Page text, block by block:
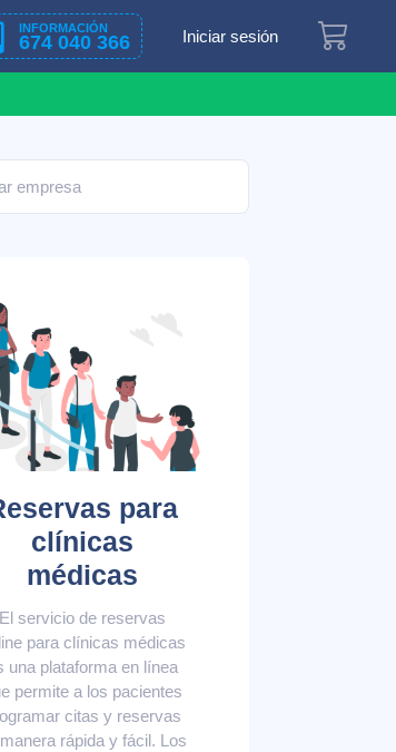
INFORMACIÓN
674 040 366 Iniciar sesión
para
clínicas
médicas
El servicio de reservas
para clínicas médicas
una plataforma en línea
permite a los pacientes
citas y reservas
rápida y fácil. Los